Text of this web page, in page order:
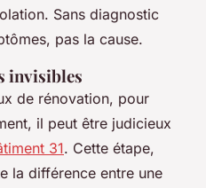
Sans diagnostic
pas la cause.
invisibles
de rénovation, pour
il peut être judicieux
31. Cette étape,
la différence entre une